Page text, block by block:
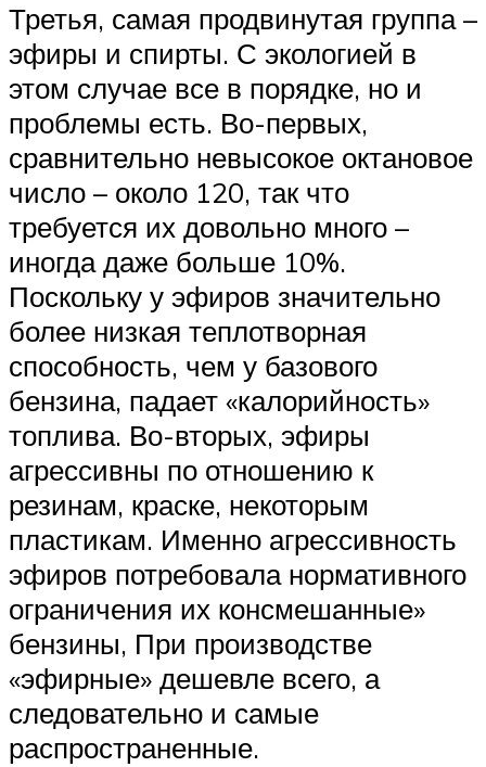
Третья, самая продвинутая группа –
эфиры и спирты. С экологией в
этом случае все в порядке, но и
проблемы есть. Во-первых,
сравнительно невысокое октановое
число – около 120, так что
требуется их довольно много –
иногда даже больше 10%.
Поскольку у эфиров значительно
более низкая теплотворная
способность, чем у базового
бензина, падает «калорийность»
топлива. Во-вторых, эфиры
агрессивны по отношению к
резинам, краске, некоторым
пластикам. Именно агрессивность
эфиров потребовала нормативного
ограничения их консмешанные»
бензины, При производстве
«эфирные» дешевле всего, а
следовательно и самые
распространенные.